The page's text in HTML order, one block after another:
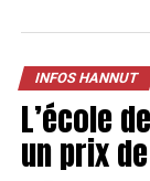
INFOS HANNUT
L’école
un prix